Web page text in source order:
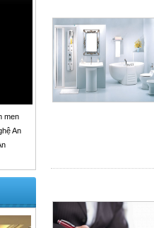
men
An